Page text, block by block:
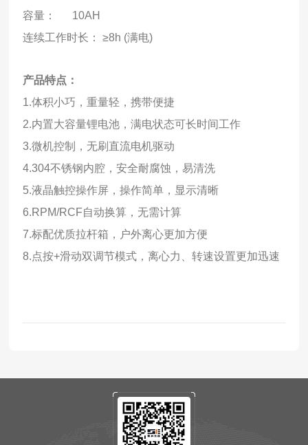
容量： 10AH
连续工作时长： ≥8h (满电)
产品特点：
1.体积小巧，重量轻，携带便捷
2.内置大容量锂电池，满电状态可长时间工作
3.微机控制，无刷直流电机驱动
4.304不锈钢内腔，安全耐腐蚀，易清洗
5.液晶触控操作屏，操作简单，显示清晰
6.RPM/RCF自动换算，无需计算
7.标配优质拉杆箱，户外离心更加方便
8.点按+滑动双调节模式，离心力、转速设置更加迅速